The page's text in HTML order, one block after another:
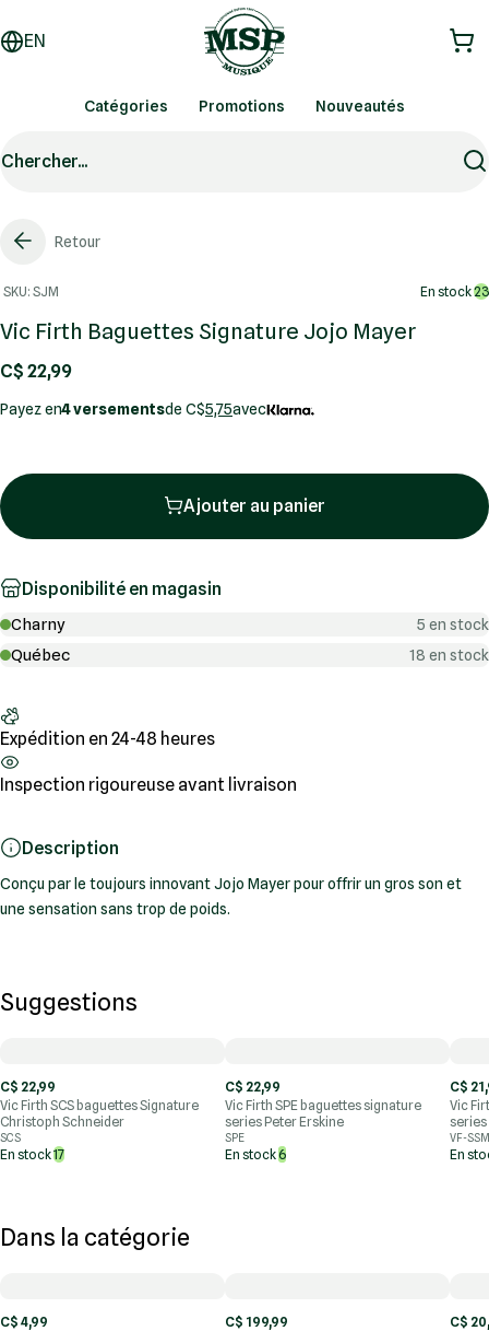
EN
Catégories Promotions Nouveautés
Chercher...
Retour
SKU: SJM En stock23
Vic Firth Baguettes Signature Jojo Mayer
C$ 22,99
Payez en4 versementsde C$5,75avec
Ajouter au panier
Disponibilité en magasin
Charny 5 en stock
Québec 18 en stock
Expédition en 24-48 heures
Inspection rigoureuse avant livraison
Description
Conçu par le toujours innovant Jojo Mayer pour offrir un gros son et
une sensation sans trop de poids.
Suggestions
C$ 22,99
Vic Firth SCS baguettes Signature
Christoph Schneider
SCS
En stock17
C$ 22,99
Vic Firth SPE baguettes signature
series Peter Erskine
SPE
En stock6
C$
Vic
VF-SSM
En
Dans la catégorie
C$ 4,99
C$ 199,99
C$